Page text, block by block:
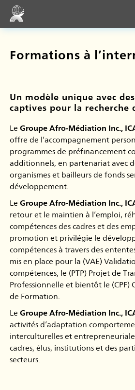
Formations à
Un modèle unique avec
captives pour la recherche
Le Groupe Afro-Médiation Inc.,
offre de l’accompagnement
programmes de préfinancement
additionnels, en partenariat avec
organismes et bailleurs de fonds
développement.
Le Groupe Afro-Médiation Inc.,
retour et le maintien à l’emploi,
compétences des cadres et des
promotion et privilégie le
compétences à travers des
mis en place pour la (VAE)
compétences, le (PTP) Projet de
Professionnelle et bientôt le (CPF)
de Formation.
Le Groupe Afro-Médiation Inc.,
activités d’adaptation
interculturelles et
cadres, élus, institutions et des
secteurs.